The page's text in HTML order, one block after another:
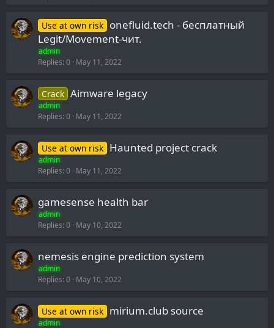
Use at own risk onefluid.tech - бесплатный
Legit/Movement-чит.
admin
Replies 0 May 11, 2022
Crack Aimware legacy
admin
Replies 0 May 11, 2022
Use at own risk Haunted project crack
admin
Replies 0 May 11, 2022
gamesense health bar
admin
Replies 0 May 10, 2022
nemesis engine prediction system
admin
Replies 0 May 10, 2022
Use at own risk mirium.club source
admin